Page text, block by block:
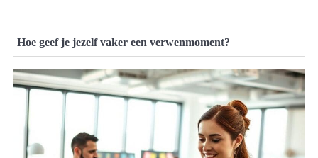
Hoe geef je jezelf vaker een verwenmoment?